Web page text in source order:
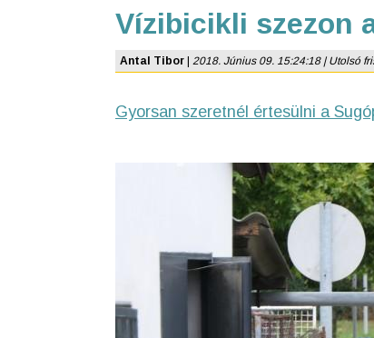
Vízibicikli szezon
Antal Tibor 2018. Június 09. 15:24:18 | Utolsó
Gyorsan szeretnél értesülni a